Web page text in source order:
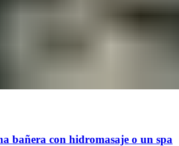
bañera con hidromasaje o un spa